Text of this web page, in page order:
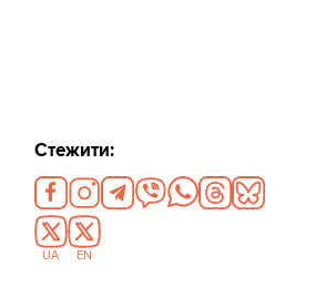
Стежити:
UA EN